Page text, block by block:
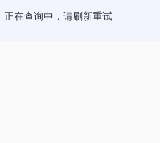
正在查询中，请刷新重试